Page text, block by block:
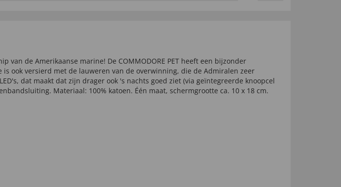
de Amerikaanse marine! De COMMODORE PET heeft een bijzonder
ook versierd met de lauweren van de overwinning, die de Admiralen zeer
dat maakt dat zijn drager ook 's nachts goed ziet (via geïntegreerde knoopcel
Materiaal: 100% katoen. Één maat, schermgrootte ca. 10 x 18 cm.